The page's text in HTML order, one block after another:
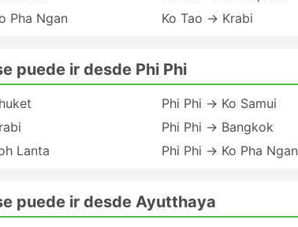
Pha Ngan
Ko Tao → Krabi
puede ir desde Phi Phi
Lanta
Phi Phi → Ko Samui
Phi Phi → Bangkok
Phi Phi → Ko Pha Ngan
puede ir desde Ayutthaya